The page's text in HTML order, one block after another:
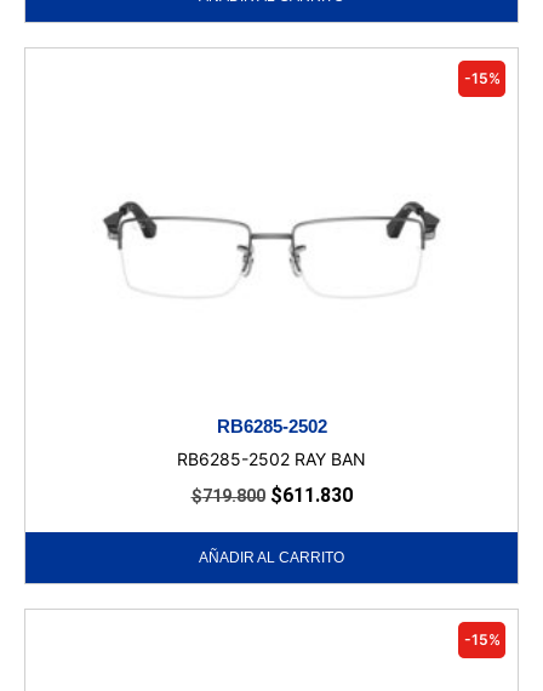
-15%
RB6285-2502
RB6285-2502 RAY BAN
$719.800 $611.830
AÑADIR AL CARRITO
-15%